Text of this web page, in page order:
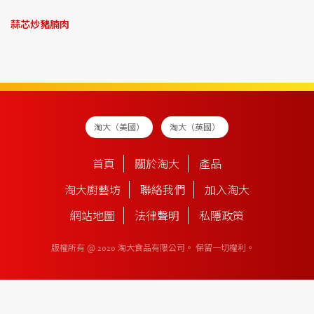
蒜芯炒豬腩肉
淘大（美國） 淘大（英國）
首頁 關於淘大 產品
淘大廚藝坊 聯絡我們 加入淘大
網站地圖 法律聲明 私隱政策
版權所有 @ 2020 淘大食品有限公司。 保留一切權利。